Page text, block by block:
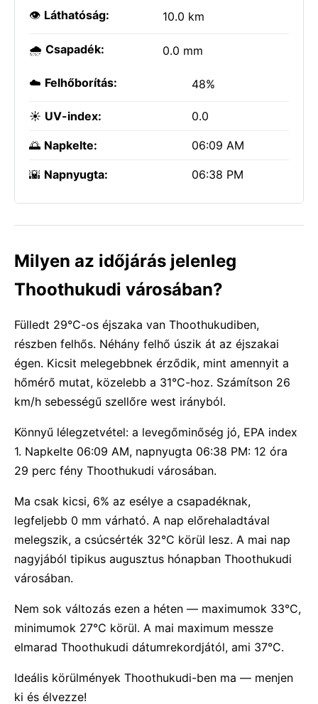
👁️ Láthatóság: 10.0 km
🌧️ Csapadék: 0.0 mm
☁️ Felhőborítás: 48%
☀️ UV-index: 0.0
🌅 Napkelte: 06:09 AM
🌇 Napnyugta: 06:38 PM
Milyen az időjárás jelenleg
Thoothukudi városában?
Fülledt 29°C-os éjszaka van Thoothukudiben,
részben felhős. Néhány felhő úszik át az éjszakai
égen. Kicsit melegebbnek érződik, mint amennyit a
hőmérő mutat, közelebb a 31°C-hoz. Számítson 26
km/h sebességű szellőre west irányból.
Könnyű lélegzetvétel: a levegőminőség jó, EPA index
1. Napkelte 06:09 AM, napnyugta 06:38 PM: 12 óra
29 perc fény Thoothukudi városában.
Ma csak kicsi, 6% az esélye a csapadéknak,
legfeljebb 0 mm várható. A nap előrehaladtával
melegszik, a csúcsérték 32°C körül lesz. A mai nap
nagyjából tipikus augusztus hónapban Thoothukudi
városában.
Nem sok változás ezen a héten — maximumok 33°C,
minimumok 27°C körül. A mai maximum messze
elmarad Thoothukudi dátumrekordjától, ami 37°C.
Ideális körülmények Thoothukudi-ben ma — menjen
ki és élvezze!